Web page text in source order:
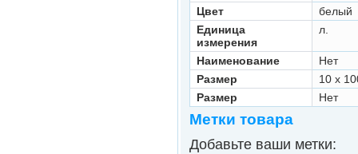
Цвет
белый
Единица
измерения
л.
Наименование
Нет
Размер
10 х
Размер
Нет
Метки товара
Добавьте ваши метки: